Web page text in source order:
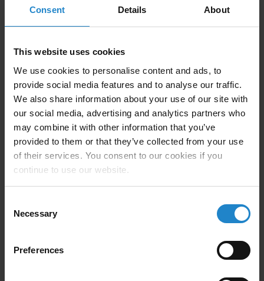
Consent Details About
This website uses cookies
We use cookies to personalise content and ads, to
provide social media features and to analyse our traffic.
We also share information about your use of our site with
our social media, advertising and analytics partners who
may combine it with other information that you’ve
provided to them or that they’ve collected from your use
of their services. You consent to our cookies if you
continue to use our website.
Selection
Necessary
Preferences
Imagínese un futuro en el que sus operaciones
precisión y eficiencia en todo momento. Imagine el
ahorro de costes, el aumento de la productividad y la
capacidad de adaptarse instantáneamente a las
necesidades cambiantes. Esto no es sólo una visión,
es la realidad que puede conseguir con los AMR.